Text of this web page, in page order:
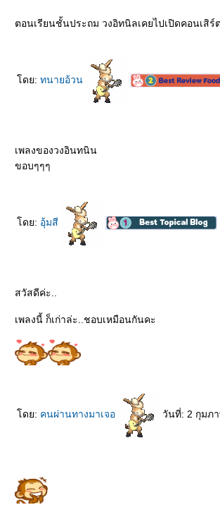
ตอนเรียนชั้นประถม วงอิทนิลเคยไปเปิดคอนเสิ
ดย: ทนายอ้วน
เพลงของวงอินทนิน
ขอบๆๆๆ
ดย: อุ้มสี
สวัสดีค่ะ..
เพลงนี้ ก็เก่าล่ะ..ชอบเหมือนกันคะ
ดย: คนผ่านทางมาเจอ วันที่: 2 กุมภา